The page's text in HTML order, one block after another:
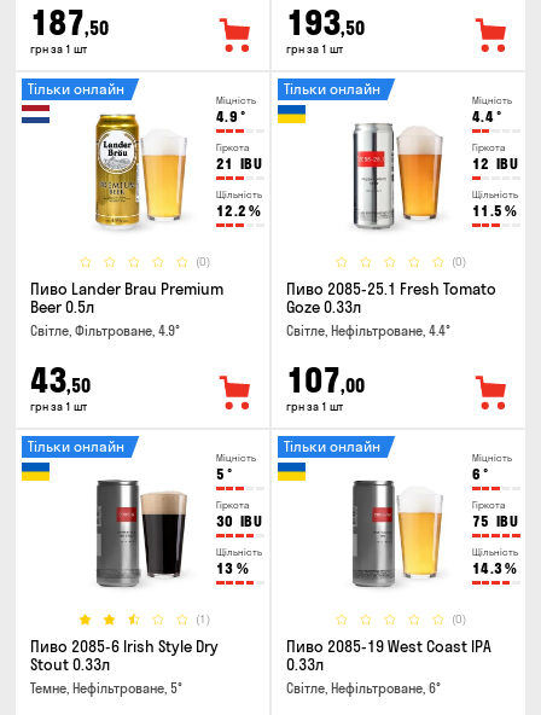
187,50
грн за 1 шт
193,50
грн за 1 шт
Міцність
4.9 °
Гіркота
21 IBU
Щільність
12.2 %
(0)
Тільки онлайн
Пиво Lander Brau Premium
Beer 0.5л
Світле, Фільтроване, 4.9°
43,50
грн за 1 шт
Міцність
4.4°
Гіркота
12 IBU
Щільність
11.5 %
(0)
Тільки онлайн
Пиво 2085-25.1 Fresh Tomato
Goze 0.33л
Світле, Нефільтроване, 4.4°
107,00
грн за 1 шт
Міцність
5 °
Гіркота
30 IBU
Щільність
13 %
(1)
Тільки онлайн
Пиво 2085-6 Irish Style Dry
Stout 0.33л
Темне, Нефільтроване, 5°
Міцність
6 °
Гіркота
75 IBU
Щільність
14.3%
(0)
Тільки онлайн
Пиво 2085-19 West Coast IPA
0.33л
Світле, Нефільтроване, 6°